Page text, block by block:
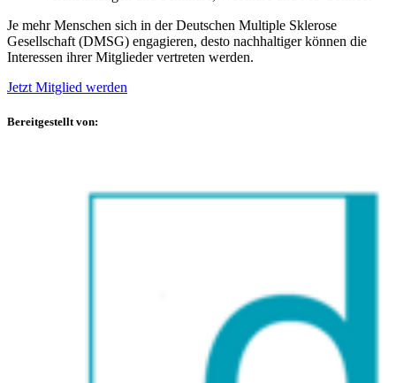
Je mehr Menschen sich in der Deutschen Multiple Sklerose
Gesellschaft (DMSG) engagieren, desto nachhaltiger können die
Interessen ihrer Mitglieder vertreten werden.
Jetzt Mitglied werden
Bereitgestellt von: